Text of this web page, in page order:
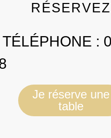
RÉSERVEZ
TÉLÉPHONE :
Je réserve une
table